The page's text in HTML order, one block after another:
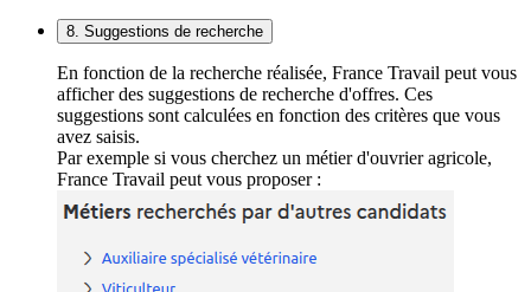
8. Suggestions de recherche
En fonction de la recherche réalisée, France Travail peut vous
afficher des suggestions de recherche d'offres. Ces
suggestions sont calculées en fonction des critères que vous
avez saisis.
Par exemple si vous cherchez un métier d'ouvrier agricole,
France Travail peut vous proposer :